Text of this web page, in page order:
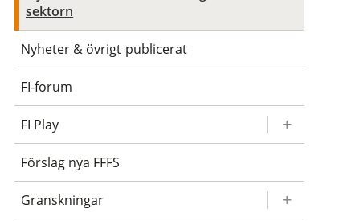
sektorn
Nyheter & övrigt publicerat
FI-forum
FI Play
Förslag nya FFFS
Granskningar